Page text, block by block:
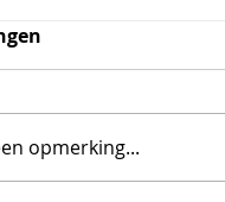
Rahayu
opmerking...